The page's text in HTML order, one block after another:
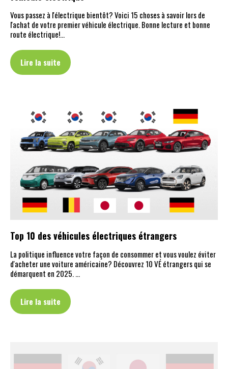
Vous passez à l'électrique bientôt? Voici 15 choses à savoir lors de
l'achat de votre premier véhicule électrique. Bonne lecture et bonne
route électrique!…
Lire la suite
Top 10 des véhicules électriques étrangers
La politique influence votre façon de consommer et vous voulez éviter
d'acheter une voiture américaine? Découvrez 10 VÉ étrangers qui se
démarquent en 2025. …
Lire la suite